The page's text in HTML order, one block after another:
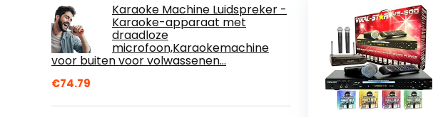
Karaoke Machine Luidspreker -
Karaoke-apparaat met
draadloze
microfoon,Karaokemachine
voor buiten voor volwassenen…
€74.79